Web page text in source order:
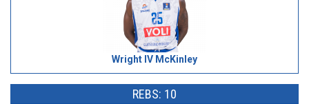
Wright IV McKinley
REBS: 10